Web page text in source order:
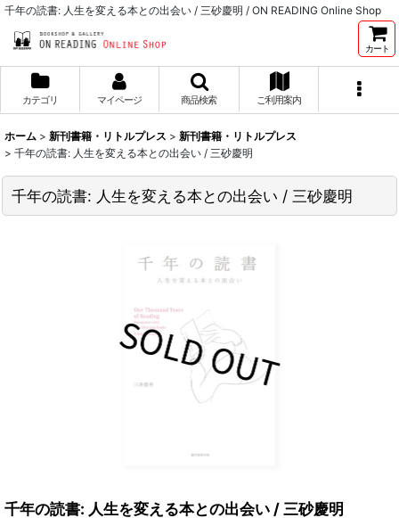
千年の読書: 人生を変える本との出会い / 三砂慶明 / ON READING Online Shop
カート
カテゴリ マイページ 商品検索 ご利用案内
ホーム > 新刊書籍・リトルプレス > 新刊書籍・リトルプレス
> 千年の読書: 人生を変える本との出会い / 三砂慶明
千年の読書: 人生を変える本との出会い / 三砂慶明
千年の読書: 人生を変える本との出会い / 三砂慶明